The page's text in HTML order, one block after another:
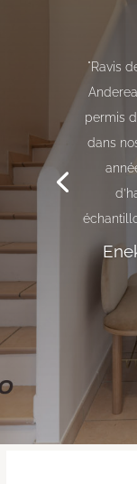
rendre
ses